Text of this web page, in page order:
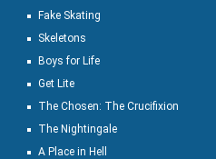
Fake Skating
Skeletons
Boys for Life
Get Lite
The Chosen: The Crucifixion
The Nightingale
A Place in Hell